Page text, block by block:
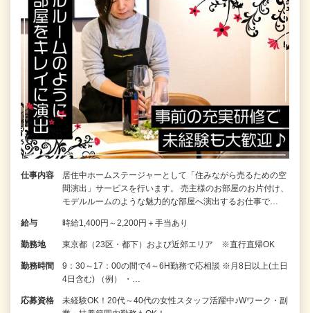
仕事内容
居住中ホームステージャーとして「住みながら売るための空
間演出」サービスを行います。 売主様のお部屋のお片付け、
モデルルームのような魅力的な部屋へ演出するお仕事で…
給与 時給1,400円～2,200円＋手当あり
勤務地 東京都（23区・都下）および近郊エリア ※直行直帰OK
勤務時間
9：30～17：00の間で4～6H勤務で応相談 ※月8日以上(土日
4日含む) （例） ・…
応募資格
未経験OK！20代～40代の女性スタッフ活躍中♪Wワーク・副